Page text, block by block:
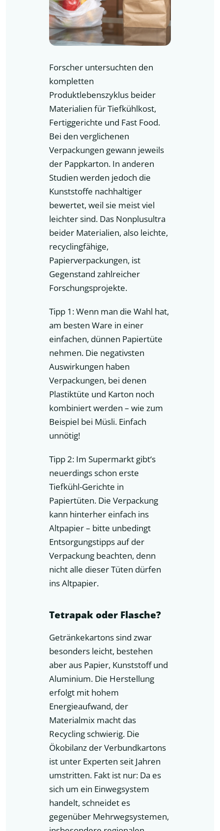
Forscher untersuchten den
kompletten
Produktlebenszyklus beider
Materialien für Tiefkühlkost,
Fertiggerichte und Fast Food.
Bei den verglichenen
Verpackungen gewann jeweils
der Pappkarton. In anderen
Studien werden jedoch die
Kunststoffe nachhaltiger
bewertet, weil sie meist viel
leichter sind. Das Nonplusultra
beider Materialien, also leichte,
recyclingfähige,
Papierverpackungen, ist
Gegenstand zahlreicher
Forschungsprojekte.
Tipp 1: Wenn man die Wahl hat,
am besten Ware in einer
einfachen, dünnen Papiertüte
nehmen. Die negativsten
Auswirkungen haben
Verpackungen, bei denen
Plastiktüte und Karton noch
kombiniert werden – wie zum
Beispiel bei Müsli. Einfach
unnötig!
Tipp 2: Im Supermarkt gibt‘s
neuerdings schon erste
Tiefkühl-Gerichte in
Papiertüten. Die Verpackung
kann hinterher einfach ins
Altpapier – bitte unbedingt
Entsorgungstipps auf der
Verpackung beachten, denn
nicht alle dieser Tüten dürfen
ins Altpapier.
Tetrapak oder Flasche?
Getränkekartons sind zwar
besonders leicht, bestehen
aber aus Papier, Kunststoff und
Aluminium. Die Herstellung
erfolgt mit hohem
Energieaufwand, der
Materialmix macht das
Recycling schwierig. Die
Ökobilanz der Verbundkartons
ist unter Experten seit Jahren
umstritten. Fakt ist nur: Da es
sich um ein Einwegsystem
handelt, schneidet es
gegenüber Mehrwegsystemen,